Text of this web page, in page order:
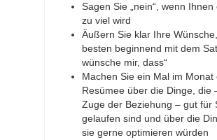
Sagen Sie „nein“, wenn Ihnen
zu viel wird
Äußern Sie klar Ihre
besten beginnend mit dem
wünsche mir, dass“
Machen Sie ein Mal im Monat
Resümee über die Dinge, die
Zuge der Beziehung – gut für
gelaufen sind und über die
sie gerne optimieren würden